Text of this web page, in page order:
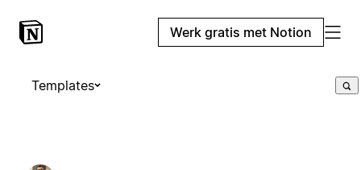
Werk gratis met Notion
Templates